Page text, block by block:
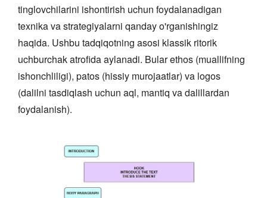
tinglovchilarini ishontirish uchun foydalanadigan
texnika va strategiyalarni qanday o'rganishingiz
haqida. Ushbu tadqiqotning asosi klassik ritorik
uchburchak atrofida aylanadi. Bular ethos (muallifning
ishonchliligi), patos (hissiy murojaatlar) va logos
(dalilni tasdiqlash uchun aql, mantiq va dalillardan
foydalanish).